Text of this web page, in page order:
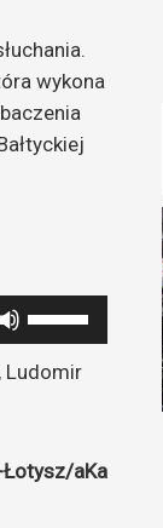
wykona
strzałek
do
do
Ludomir
aKa